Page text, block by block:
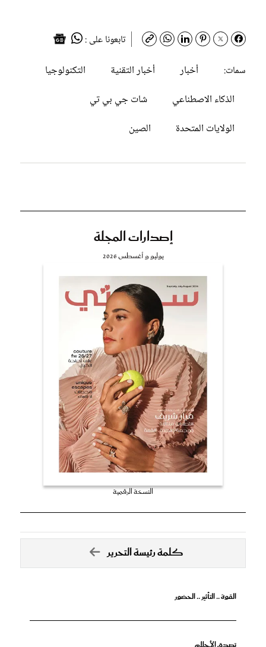
تابعونا على :
سمات:
أخبار أخبار التقنية
التكنولوجيا
الذكاء الاصطناعي
شات جي بي تي
الولايات المتحدة
الصين
إصدارات المجلة
يوليو و أغسطس 2026
النسخة الرقمية
كلمة رئيسة التحرير
القوة .. التأثير .. الحضور